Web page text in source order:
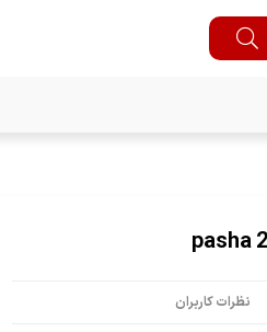
نظرات کاربران